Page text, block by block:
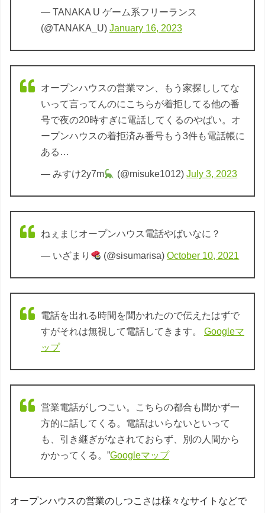
— TANAKA U ゲーム系フリーランス
(@TANAKA_U) January 16, 2023
オープンハウスの営業マン、もう家探ししてな
いって言ってんのにこちらが着拒してる他の番
号で夜の20時すぎに電話してくるのやばい。オ
ープンハウスの着拒済み番号もう3件も電話帳に
ある…
— みすけ2y7m (@misuke1012)July 3, 2023
ねぇまじオープンハウス電話やばいなに？
— いざまり (@sisumarisa)October 10, 2021
電話を出れる時間を聞かれたので伝えたはずで
すがそれは無視して電話してきます。 Googleマ
ップ
営業電話がしつこい。こちらの都合も聞かず一
方的に話してくる。電話はいらないといって
も、引き継ぎがなされておらず、別の人間から
かかってくる。”Googleマップ
オープンハウスの営業のしつこさは様々なサイトなどで